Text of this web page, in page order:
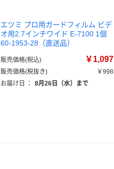
エツミ プロ用ガードフィルム ビデ
オ用2.7インチワイド E-7100 1個
60-1953-28（直送品）
販売価格(税込) ￥1,097
販売価格(税抜き)
￥998
お届け日
： 8月26日（水）まで